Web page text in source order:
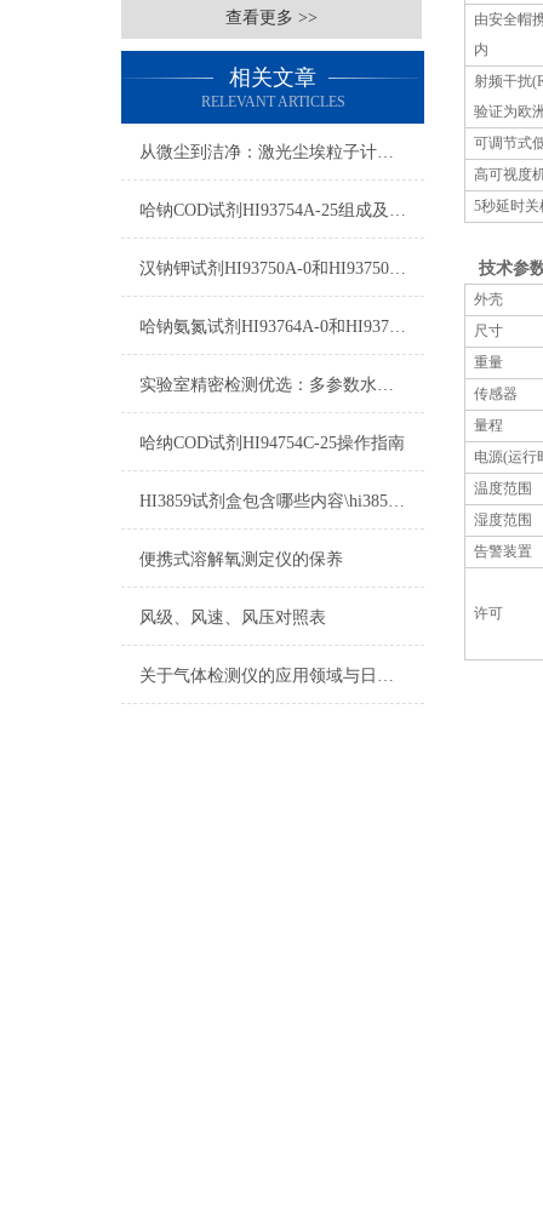
查看更多 >>
相关文章
RELEVANT ARTICLES
从微尘到洁净：激光尘埃粒子计数器在空气质量监测中的关键作用
哈钠COD试剂HI93754A-25组成及测量范围
汉钠钾试剂HI93750A-0和HI93750B-0使用指南
哈钠氨氮试剂HI93764A-0和HI93764-0测量原理
实验室精密检测优选：多参数水质测定仪简化流程提升检测效率
哈纳COD试剂HI94754C-25操作指南
HI3859试剂盒包含哪些内容\hi3859试剂盒里有什么\HI3859试剂盒配置
便携式溶解氧测定仪的保养
风级、风速、风压对照表
关于气体检测仪的应用领域与日常注意事项
由安全帽
内
射频干扰(
验证为欧
可调节式
高可视度
5秒延时
技术参
外壳
尺寸
重量
传感器
量程
电源(运行
温度范围
湿度范围
告警装置
许可